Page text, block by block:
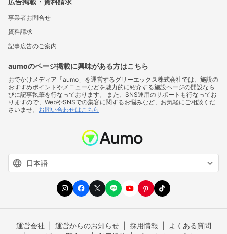
事業者お問合せ
資料請求
記事広告のご案内
aumoのページ掲載に興味がある方はこちら
おでかけメディア「aumo」を運営するグリーエックス株式会社では、施設の
おすすめポイントやメニューなどを魅力的に紹介する施設ページの開設なら
びに記事執筆を行なっております。 また、SNS運用のサポートも行なってお
りますので、WebやSNSでの集客に関するお悩みなど、お気軽にご相談くだ
さいませ。 お問い合わせはこちら
運営会社 運営からのお知らせ 採用情報
よくある質問